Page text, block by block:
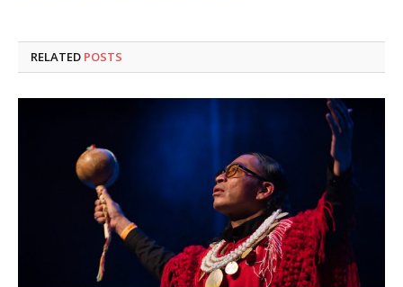
RELATED POSTS